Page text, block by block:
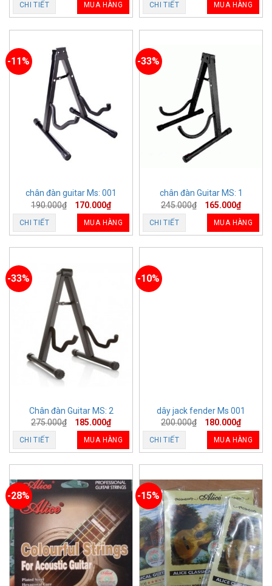
CHI TIẾT MUA HÀNG CHI TIẾT MUA HÀNG
-11%
chân đàn guitar Ms: 001
190.000₫ 170.000₫
CHI TIẾT MUA HÀNG
-33%
chân đàn Guitar MS: 1
245.000₫ 165.000₫
CHI TIẾT MUA HÀNG
-33%
Chân đàn Guitar MS: 2
275.000₫ 185.000₫
CHI TIẾT MUA HÀNG
-10%
dây jack fender Ms 001
200.000₫ 180.000₫
CHI TIẾT MUA HÀNG
-28% -15%